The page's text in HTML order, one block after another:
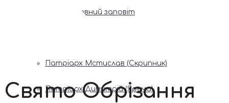
Духовний заповіт
Патріарх Мстислав (Скрипник)
Патріарх Димитрій (Ярема)
Свято Обрізання